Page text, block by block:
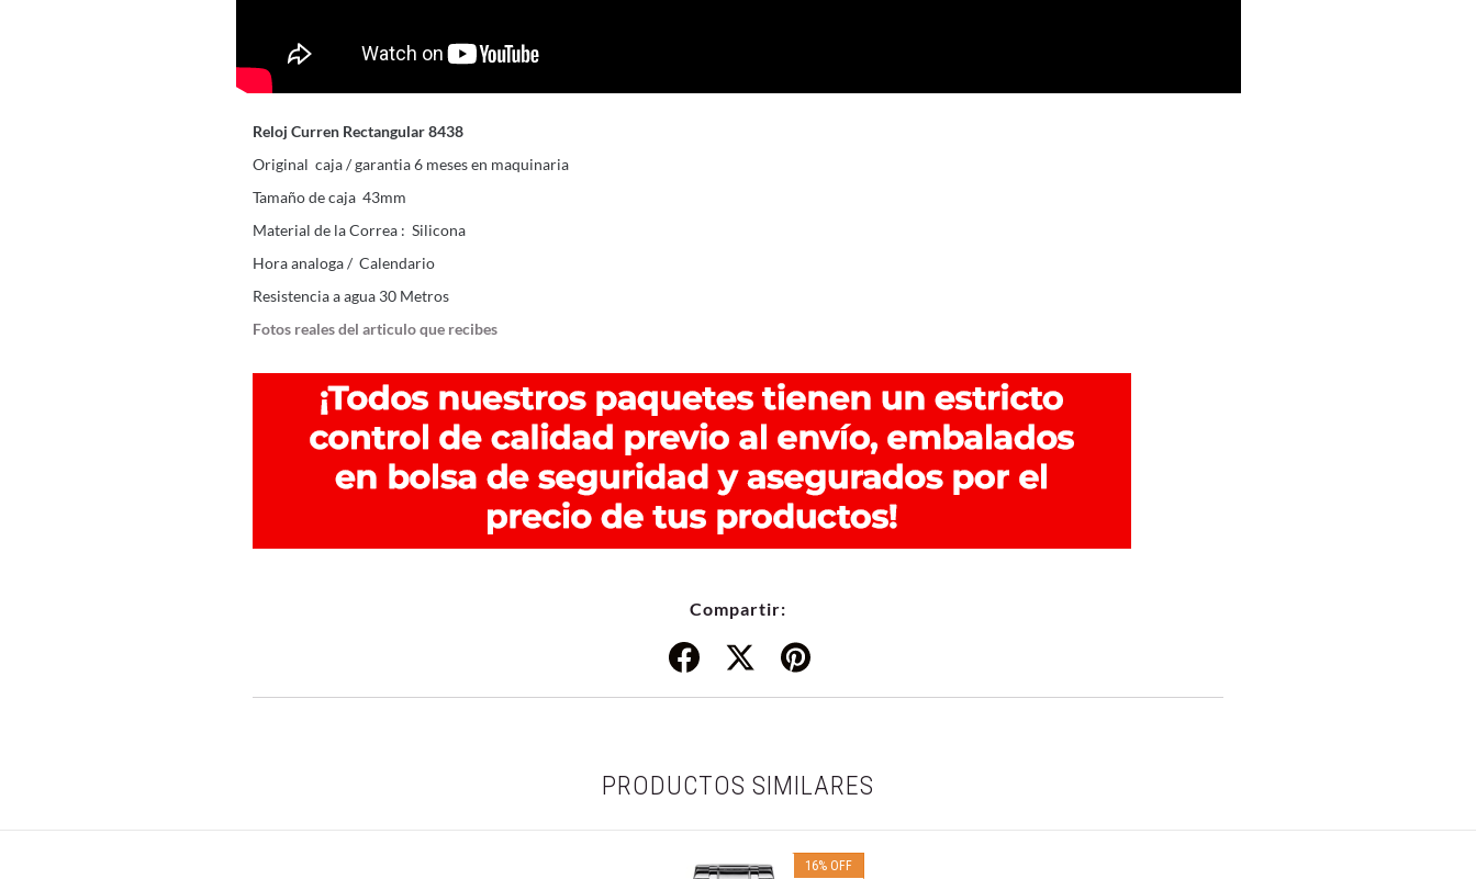
Reloj Curren Rectangular 8438
Original caja / garantia 6 meses en maquinaria
Tamaño de caja 43mm
Material de la Correa : Silicona
Hora analoga / Calendario
Resistencia a agua 30 Metros
Fotos reales del articulo que recibes
Compartir:
PRODUCTOS SIMILARES
16% OFF